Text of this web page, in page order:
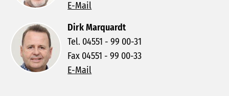
E-Mail
Dirk Marquardt
Tel. 04551 - 99 00-31
Fax 04551 - 99 00-33
E-Mail